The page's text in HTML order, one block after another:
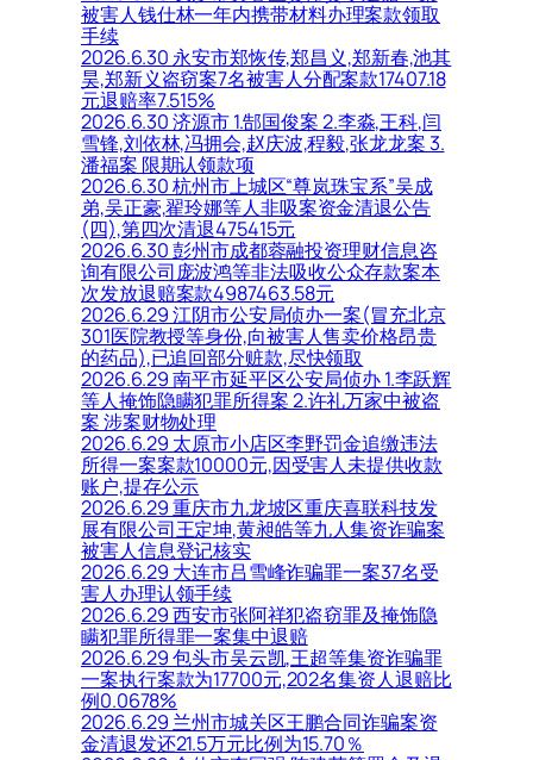
被害人钱仕林一年内携带材料办理案款领取
手续
2026.6.30 永安市郑恢传,郑昌义,郑新春,池其
昊,郑新义盗窃案7名被害人分配案款17407.18
元退赔率7.515%
2026.6.30 济源市 1.郜国俊案 2.李淼,王科,闫
雪锋,刘依林,冯拥会,赵庆波,程毅,张龙龙案 3.
潘福案 限期认领款项
2026.6.30 杭州市上城区“尊岚珠宝系”吴成
弟,吴正豪,翟玲娜等人非吸案资金清退公告
(四),第四次清退475415元
2026.6.30 彭州市成都蓉融投资理财信息咨
询有限公司庞波鸿等非法吸收公众存款案本
次发放退赔案款4987463.58元
2026.6.29 江阴市公安局侦办一案(冒充北京
301医院教授等身份,向被害人售卖价格昂贵
的药品),已追回部分赃款,尽快领取
2026.6.29 南平市延平区公安局侦办 1.李跃辉
等人掩饰隐瞒犯罪所得案 2.许礼万家中被盗
案 涉案财物处理
2026.6.29 太原市小店区李野罚金追缴违法
所得一案案款10000元,因受害人未提供收款
账户,提存公示
2026.6.29 重庆市九龙坡区重庆喜联科技发
展有限公司王定坤,黄昶皓等九人集资诈骗案
被害人信息登记核实
2026.6.29 大连市吕雪峰诈骗罪一案37名受
害人办理认领手续
2026.6.29 西安市张阿祥犯盗窃罪及掩饰隐
瞒犯罪所得罪一案集中退赔
2026.6.29 包头市吴云凯,王超等集资诈骗罪
一案执行案款为17700元,202名集资人退赔比
例0.0678%
2026.6.29 兰州市城关区王鹏合同诈骗案资
金清退发还21.5万元比例为15.70％